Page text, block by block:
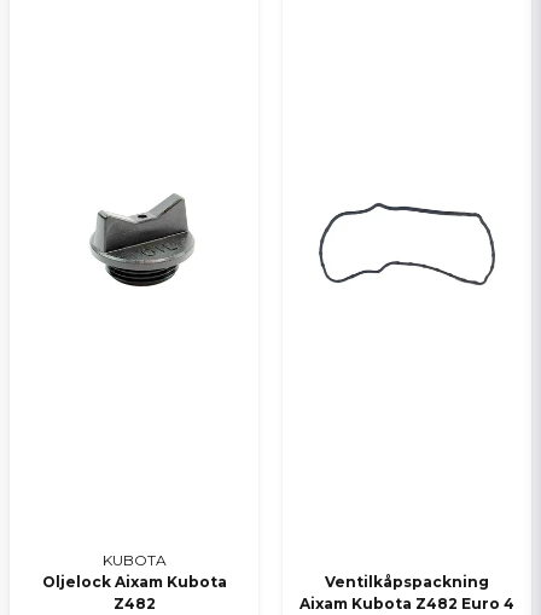
KUBOTA
Oljelock Aixam Kubota
Z482
Ventilkåpspackning
Aixam Kubota Z482 Euro 4